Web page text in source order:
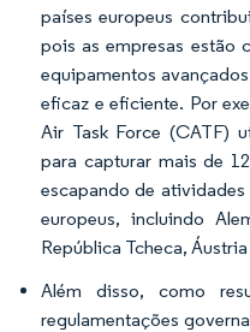
países europeus
pois as empresas estão
equipamentos
eficaz e eficiente. Por
Air Task Force (CATF)
para capturar mais de
escapando de
europeus, incluindo
República Tcheca,
Além disso, como
regulamentações